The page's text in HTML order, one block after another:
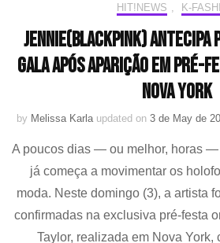
HIT!NEWS K-
JENNIE(BLACKPINK)
Gala após aparição em pré-
Nova York
by Melissa Karla updated on 3 de May de
A poucos dias — ou melhor, horas —
já começa a movimentar os
moda. Neste domingo (3), a artista
confirmadas na exclusiva pré-festa
Taylor, realizada em Nova York,